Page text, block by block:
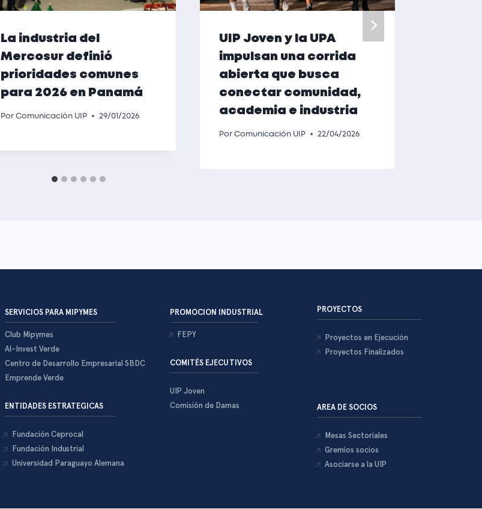
La industria del
Mercosur definió
prioridades comunes
para 2026 en Panamá
PorComunicación UIP 29/01/2026
UIP Joven y la UPA
impulsan una corrida
abierta que busca
conectar comunidad,
academia e industria
Por Comunicación UIP 22/04/2026
SERVICIOS PARA MIPYMES
Club Mipymes
Al-Invest Verde
Centro de Desarrollo Empresarial SBDC
Emprende Verde
ENTIDADES ESTRATEGICAS
Fundación Ceprocal
Fundación Industrial
Universidad Paraguayo Alemana
PROMOCION INDUSTRIAL
FEPY
COMITÉS EJECUTIVOS
UIP Joven
Comisión de Damas
PROYECTOS
Proyectos en Ejecución
Proyectos Finalizados
AREA DE SOCIOS
Mesas Sectoriales
Gremios socios
Asociarse a la UIP